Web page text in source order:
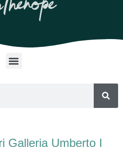
Galleria Umberto I